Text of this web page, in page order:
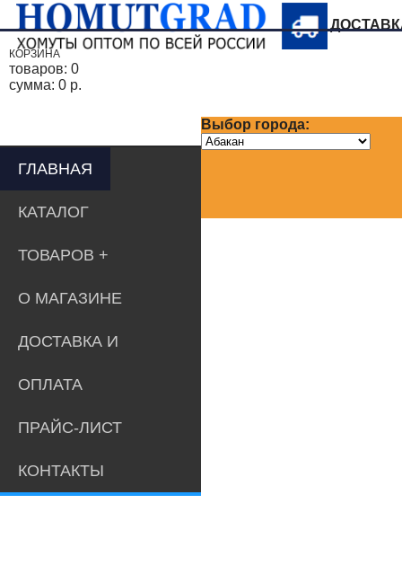
Выбор города:
КОРЗИНА
товаров: 0
сумма: 0 р.
ГЛАВНАЯ
КАТАЛОГ
ТОВАРОВ
О МАГАЗИНЕ
ДОСТАВКА И
ОПЛАТА
ПРАЙС-ЛИСТ
КОНТАКТЫ